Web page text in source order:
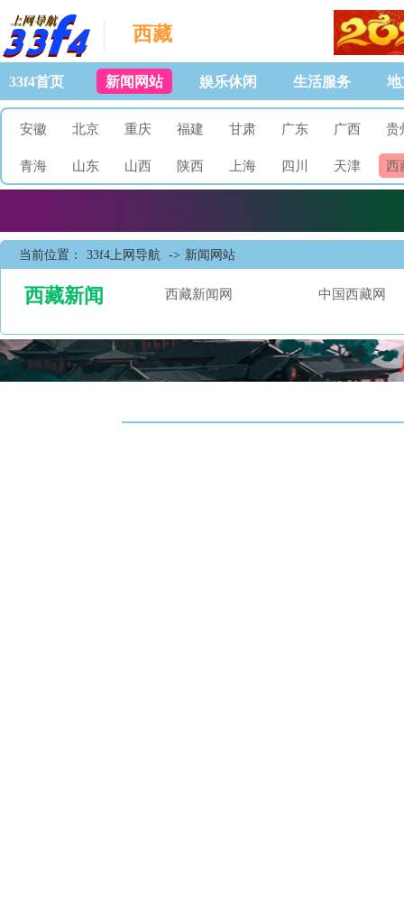
西藏
33f4首页 新闻网站 娱乐休闲 生活服务 地
安徽 北京 重庆 福建 甘肃 广东 广西 贵
青海 山东 山西 陕西 上海 四川 天津 西
当前位置： 33f4上网导航 -> 新闻网站
西藏新闻 西藏新闻网 中国西藏网